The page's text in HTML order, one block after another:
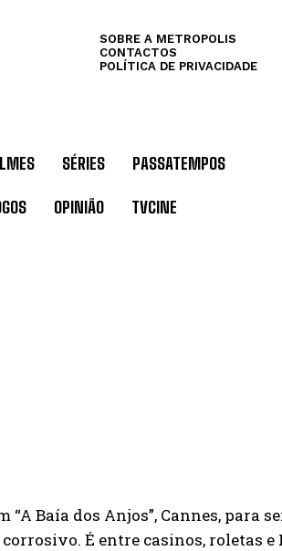
SOBRE A METROPOLIS
CONTACTOS
POLÍTICA DE PRIVACIDADE
SÉRIES PASSATEMPOS
OPINIÃO TVCINE
“A Baía dos Anjos”, Cannes, para
É entre casinos, roletas e